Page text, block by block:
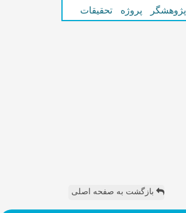
پژوهشگر پروژه تحقیقات
بازگشت به صفحه اصلی